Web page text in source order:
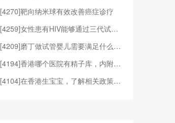
[4270]靶向纳米球有效改善癌症诊疗
[4259]女性患有HIV能够通过三代试管婴儿技术来
[4209]磨丁做试管婴儿需要满足什么条件?
[4194]香港哪个医院有精子库，内附具体捐精、供精
[4104]在香港生宝宝，了解相关政策和福利